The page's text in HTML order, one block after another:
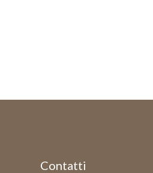
Contatti